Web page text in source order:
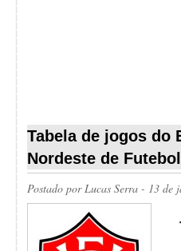
Tabela de jogos do
Nordeste de
Postado porLucas Serra - 13 de